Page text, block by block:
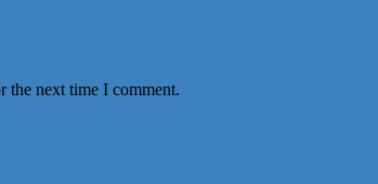
the next time I comment.